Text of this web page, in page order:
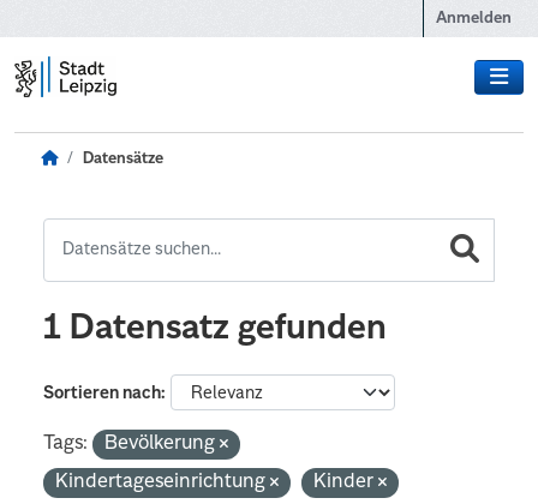
Anmelden
Datensätze
1 Datensatz gefunden
Sortieren nach
Tags:
Bevölkerung
Kindertageseinrichtung
Kinder